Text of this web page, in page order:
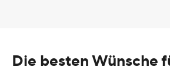
Die besten Wünsche